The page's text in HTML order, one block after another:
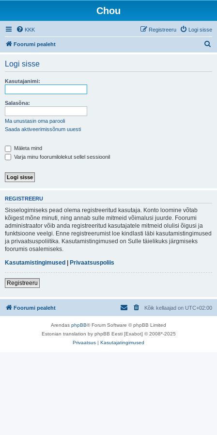
Chou
KKK Logi sisse
Registreeru
Foorumi pealeht
Logi sisse
Kasutajanimi:
Salasõna:
Ma unustasin oma parooli
Saada aktiveerimissõnum uuesti
Mäleta mind
Varja minu foorumilolekut sellel sessioonil
REGISTREERU
Sisselogimiseks pead olema registreeritud kasutaja. Konto loomine võtab
kõigest mõne minuti, ning annab sulle mitmeid võimalusi juurde. Foorumi
administraator võib anda registreeritud kasutajatele mitmeid olulisi õigusi ja
funktsioone veelgi. Enne registreerumist loe kindlasti läbi kasutamistingimused
ja privaatsuspoliitika. Kasutamistingimused on Sulle täielikuks järgmiseks
foorumis osalemiseks.
Kasutamistingimused | Privaatsuspoliis
Registreeru
Foorumi pealeht Kõik kellaajad on UTC+02:00
Arendas phpBB® Forum Software © phpBB Limited
Estonian translation by phpBB Eesti [Exabot] © 2008*-2025
Privaatsus | Kasutajatingimused